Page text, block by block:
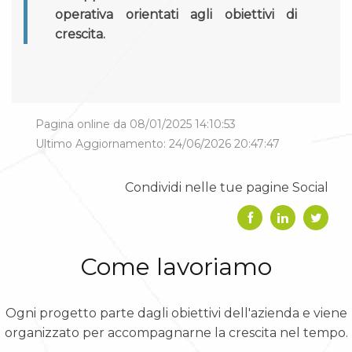
operativa orientati agli obiettivi di
crescita.
Pagina online da 08/01/2025 14:10:53
Ultimo Aggiornamento: 24/06/2026 20:47:47
Condividi nelle tue pagine Social
Come lavoriamo
Ogni progetto parte dagli obiettivi dell'azienda e viene
organizzato per accompagnarne la crescita nel tempo.